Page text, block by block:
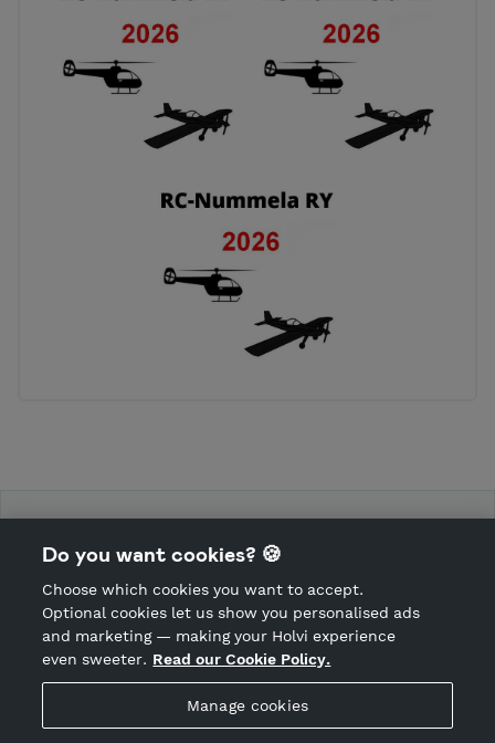
Hosted by Holvi
Holvi Payment Services Ltd is regulated by the Financial
CANCEL ORDER
Do you want cookies? 🍪
Choose which cookies you want to accept.
Optional cookies let us show you personalised ads
and marketing — making your Holvi experience
even sweeter. Read our Cookie Policy.
Manage cookies